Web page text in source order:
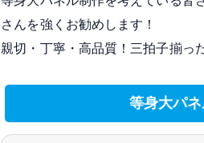
さんを強くお勧めします！
親切・丁寧・高品質！三拍子揃っ
等身大パ